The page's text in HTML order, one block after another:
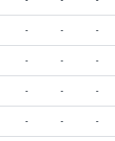
- - -
- - -
- - -
- - -